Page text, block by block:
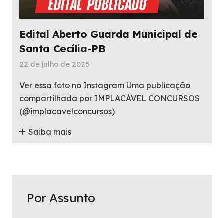
Edital Aberto Guarda Municipal de
Santa Cecília-PB
22 de julho de 2025
Ver essa foto no Instagram Uma publicação
compartilhada por IMPLACÁVEL CONCURSOS
(@implacavelconcursos)
Saiba mais
Por Assunto